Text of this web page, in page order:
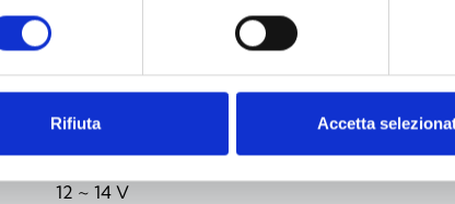
Rifiuta Accetta
12 ~ 14 V